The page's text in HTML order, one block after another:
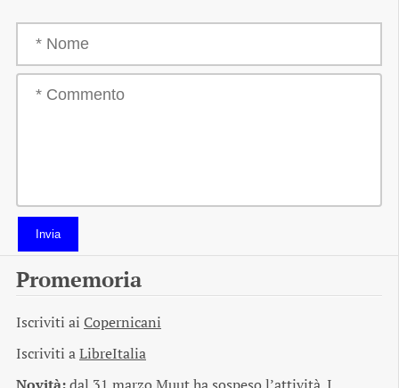
Invia
Promemoria
Iscriviti ai Copernicani
Iscriviti aLibreItalia